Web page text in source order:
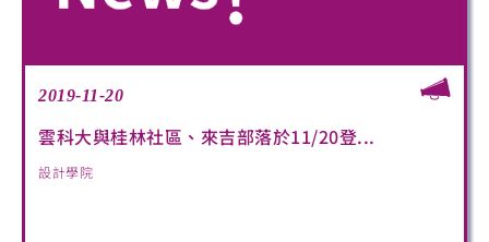
2019-11-20
雲科大與桂林社區、來吉部落於11/20登...
設計學院